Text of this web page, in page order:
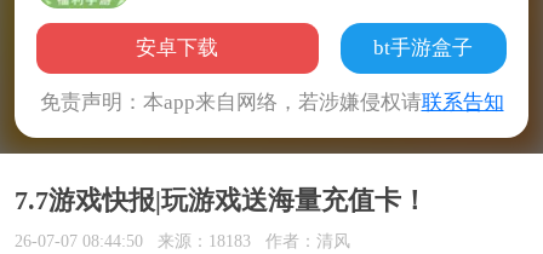
安卓下载 bt手游盒子
免责声明：本app来自网络，若涉嫌侵权请联系告知
7.7游戏快报|玩游戏送海量充值卡！
26-07-07 08:44:50 来源：18183 作者：清风